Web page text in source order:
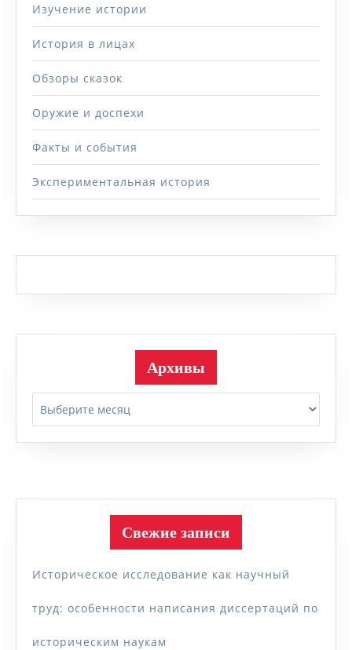
Изучение истории
История в лицах
Обзоры сказок
Оружие и доспехи
Факты и события
Экспериментальная история
Архивы
Свежие записи
Историческое исследование как научный
труд: особенности написания диссертаций по
историческим наукам